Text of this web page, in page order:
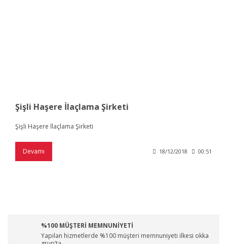
Şişli Haşere İlaçlama Şirketi
Şişli Haşere İlaçlama Şirketi
Devamı 18/12/2018 00:51
%100 MÜŞTERİ MEMNUNİYETİ
Yapılan hizmetlerde %100 müşteri memnuniyeti ilkesi okka